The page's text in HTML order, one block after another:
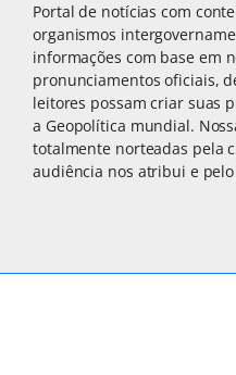
Portal de notícias com
organismos
informações com base em
pronunciamentos oficiais,
leitores possam criar suas
a Geopolítica mundial.
totalmente norteadas pela
audiência nos atribui e